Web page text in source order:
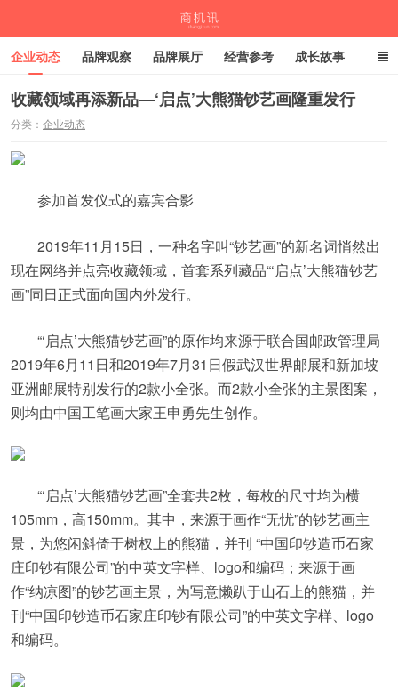
企业动态 品牌观察 品牌展厅 经营参考 成长故事
深度观察 伙伴计划
收藏领域再添新品—‘启点’大熊猫钞艺画隆重发行
分类： 企业动态
参加首发仪式的嘉宾合影
2019年11月15日，一种名字叫“钞艺画”的新名词悄然出
现在网络并点亮收藏领域，首套系列藏品“‘启点’大熊猫钞艺
画”同日正式面向国内外发行。
“‘启点’大熊猫钞艺画”的原作均来源于联合国邮政管理局
2019年6月11日和2019年7月31日假武汉世界邮展和新加坡
亚洲邮展特别发行的2款小全张。而2款小全张的主景图案，
则均由中国工笔画大家王申勇先生创作。
“‘启点’大熊猫钞艺画”全套共2枚，每枚的尺寸均为横
105mm，高150mm。其中，来源于画作“无忧”的钞艺画主
景，为悠闲斜倚于树杈上的熊猫，并刊 “中国印钞造币石家
庄印钞有限公司”的中英文字样、logo和编码；来源于画
作“纳凉图”的钞艺画主景，为写意懒趴于山石上的熊猫，并
刊“中国印钞造币石家庄印钞有限公司”的中英文字样、logo
和编码。